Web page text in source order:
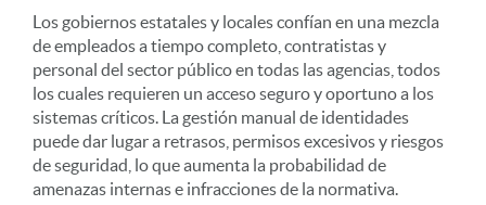
Los gobiernos estatales y locales confían en una mezcla
de empleados a tiempo completo, contratistas y
personal del sector público en todas las agencias, todos
los cuales requieren un acceso seguro y oportuno a los
sistemas críticos. La gestión manual de identidades
puede dar lugar a retrasos, permisos excesivos y riesgos
de seguridad, lo que aumenta la probabilidad de
amenazas internas e infracciones de la normativa.